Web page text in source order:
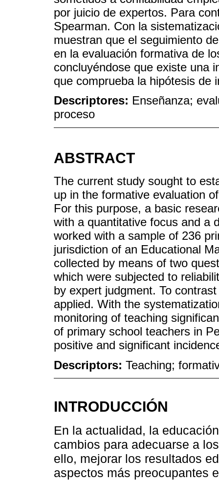
por juicio de expertos. Para
Spearman. Con la
muestran que el seguimiento
en la evaluación formativa de
concluyéndose que existe una
que comprueba la hipótesis de
Descriptores: Enseñanza;
proceso
ABSTRACT
The current study sought to
up in the formative evaluation
For this purpose, a basic
with a quantitative focus and a
worked with a sample of 236
jurisdiction of an Educational
collected by means of two
which were subjected to
by expert judgment. To
applied. With the
monitoring of teaching
of primary school teachers in
positive and significant
Descriptors: Teaching;
INTRODUCCIÓN
En la actualidad, la
cambios para adecuarse a
ello, mejorar los resultados
aspectos más preocupantes